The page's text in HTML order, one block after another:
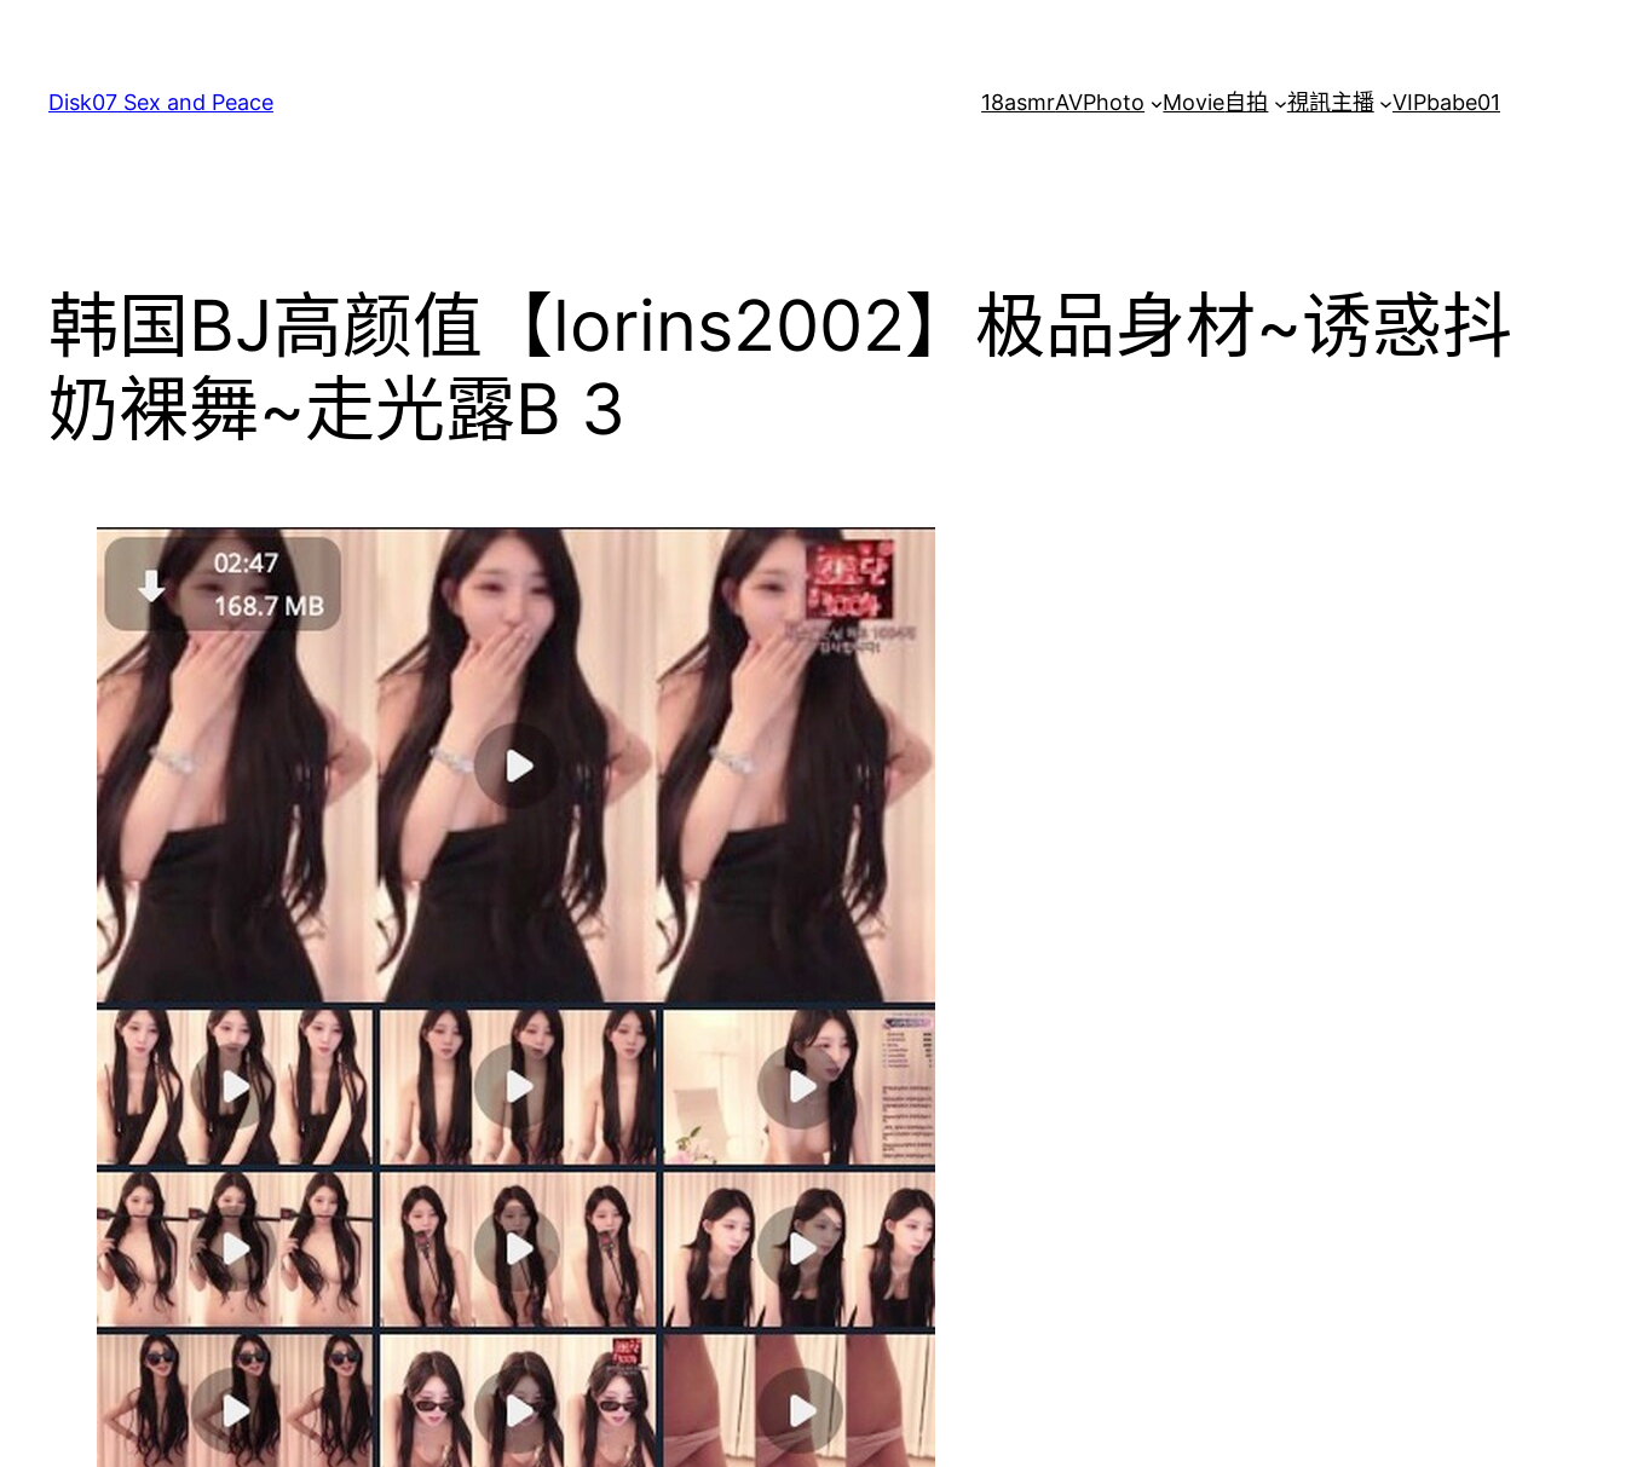
Disk07 Sex and Peace 18asmrAVPhoto Movie自拍 視訊主播 VIPbabe01
韩国BJ高颜值【lorins2002】极品身材~诱惑抖
奶裸舞~走光露B 3